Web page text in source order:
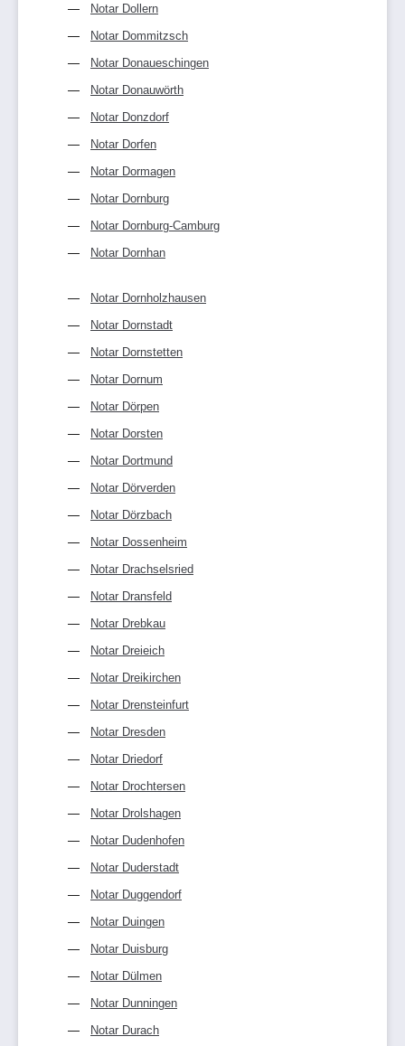
Notar Dollern
Notar Dommitzsch
Notar Donaueschingen
Notar Donauwörth
Notar Donzdorf
Notar Dorfen
Notar Dormagen
Notar Dornburg
Notar Dornburg-Camburg
Notar Dornhan
Notar Dornholzhausen
Notar Dornstadt
Notar Dornstetten
Notar Dornum
Notar Dörpen
Notar Dorsten
Notar Dortmund
Notar Dörverden
Notar Dörzbach
Notar Dossenheim
Notar Drachselsried
Notar Dransfeld
Notar Drebkau
Notar Dreieich
Notar Dreikirchen
Notar Drensteinfurt
Notar Dresden
Notar Driedorf
Notar Drochtersen
Notar Drolshagen
Notar Dudenhofen
Notar Duderstadt
Notar Duggendorf
Notar Duingen
Notar Duisburg
Notar Dülmen
Notar Dunningen
Notar Durach